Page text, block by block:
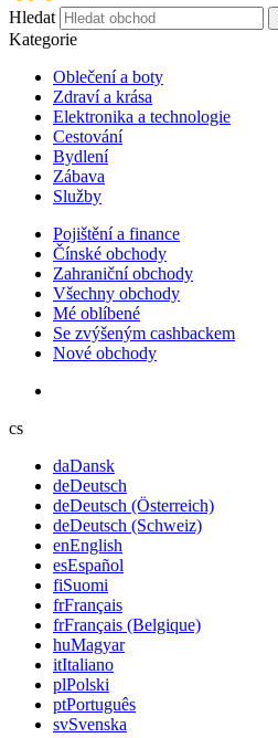
Hledat
Kategorie
Oblečení a boty
Zdraví a krása
Elektronika a technologie
Cestování
Bydlení
Zábava
Služby
Pojištění a finance
Čínské obchody
Zahraniční obchody
Všechny obchody
Mé oblíbené
Se zvýšeným cashbackem
Nové obchody
cs
daDansk
deDeutsch
deDeutsch (Österreich)
deDeutsch (Schweiz)
enEnglish
esEspañol
fiSuomi
frFrançais
frFrançais (Belgique)
huMagyar
itItaliano
plPolski
ptPortuguês
svSvenska